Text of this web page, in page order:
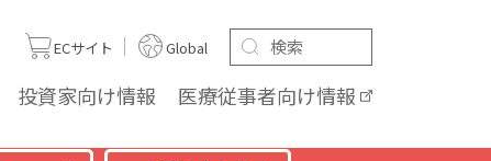
投資家向け情報 医療従事者向け情報
ECサイト Global